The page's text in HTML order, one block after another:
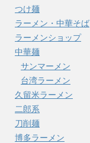
つけ麺
ラーメン・中華そば
ラーメンショップ
中華麺
サンマーメン
台湾ラーメン
久留米ラーメン
二郎系
刀削麺
博多ラーメン